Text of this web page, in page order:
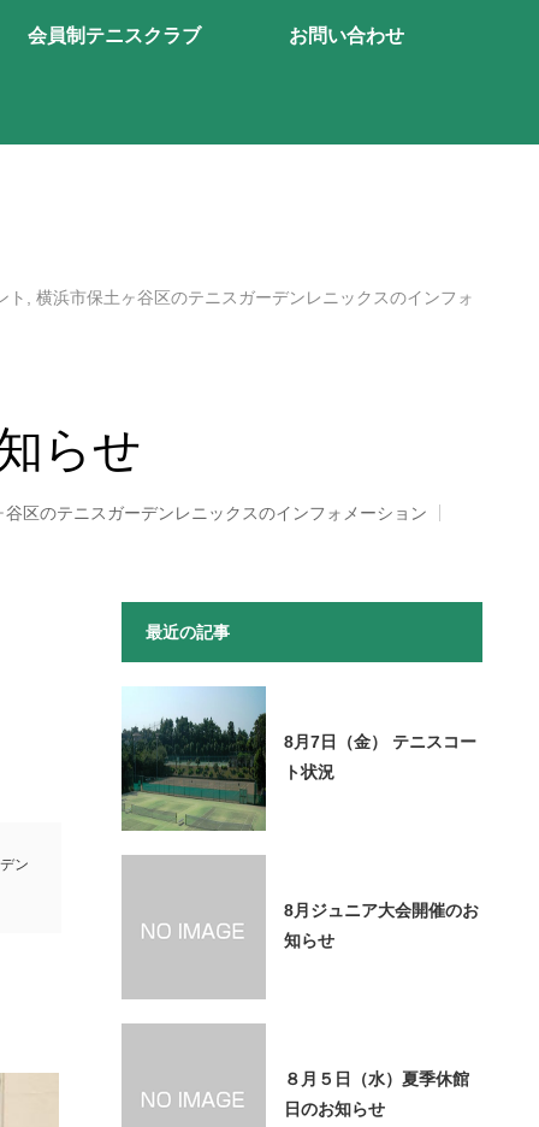
会員制テニスクラブ お問い合わせ
ト 横浜市保土ヶ谷区のテニスガーデンレニックスのインフォ
らせ
谷区のテニスガーデンレニックスのインフォメーション
ン
最近の記事
8月7日（金） テニスコー
ト状況
8月ジュニア大会開催のお
知らせ
８月５日（水）夏季休館
日のお知らせ